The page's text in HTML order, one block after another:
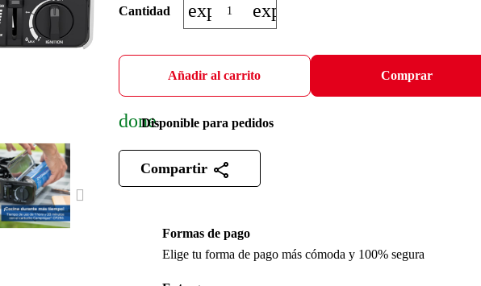
Cantidad expand_moreexpand_less
Añadir al carrito Comprar
doneDisponible para pedidos
Compartir
Formas de pago
Elige tu forma de pago más cómoda y 100% segura